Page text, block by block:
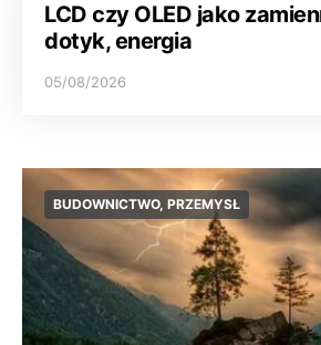
LCD czy OLED jako
dotyk, energia
05/08/2026
BUDOWNICTWO, PRZEMYSŁ